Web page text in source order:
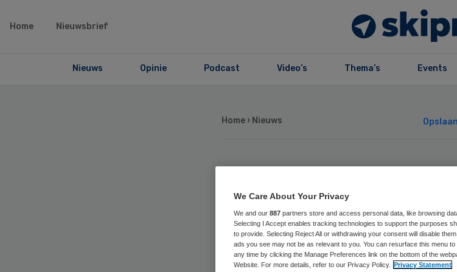
Home Nieuwsbrief
Nieuws Opinie Podcast Video’s Thema’s Events
Home › Nieuws Opslaan
Kamer vindt
farmaceut
spel speelt
We Care About Your Privacy
We and our 887 partners store and access personal data, like browsing
Selecting I Accept enables tracking technologies to support the purposes
to provide. Selecting Reject All or withdrawing your consent will disable
ads you see may not be as relevant to you. You can resurface this menu
any time by clicking the Manage Preferences link on the bottom of the
Website. For more details, refer to our Privacy Policy. Privacy Statement